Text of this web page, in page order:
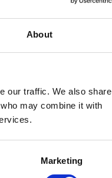
About
our traffic. We also share
may combine it with
Marketing